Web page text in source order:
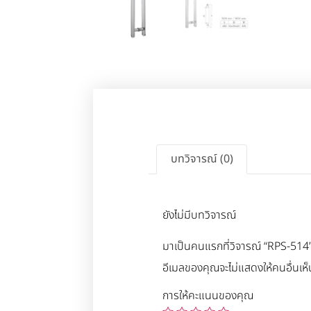
บทวิจารณ์ (0)
ยังไม่มีบทวิจารณ์
มาเป็นคนแรกที่วิจารณ์ “RPS-
อีเมลของคุณจะไม่แสดงให้คนอื่นเ
การให้คะแนนของคุณ